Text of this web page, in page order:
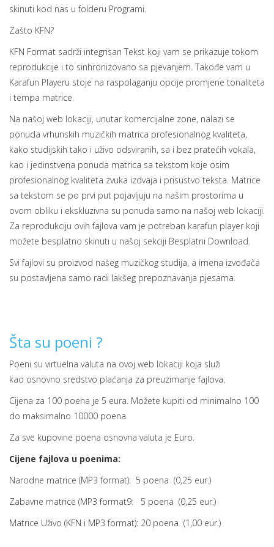
skinuti kod nas u folderu Programi.
Zašto KFN?
KFN Format sadrži integrisan Tekst koji vam se prikazuje tokom
reprodukcije i to sinhronizovano sa pjevanjem. Takođe vam u
Karafun Playeru stoje na raspolaganju opcije promjene tonaliteta
i tempa matrice.
Na našoj web lokaciji, unutar komercijalne zone, nalazi se
ponuda vrhunskih muzičkih matrica profesionalnog kvaliteta,
kako studijskih tako i uživo odsviranih, sa i bez pratećih vokala,
kao i jedinstvena ponuda matrica sa tekstom koje osim
profesionalnog kvaliteta zvuka izdvaja i prisustvo teksta. Matrice
sa tekstom se po prvi put pojavljuju na našim prostorima u
ovom obliku i ekskluzivna su ponuda samo na našoj web lokaciji.
Za reprodukciju ovih fajlova vam je potreban karafun player koji
možete besplatno skinuti u našoj sekciji Besplatni Download.
Svi fajlovi su proizvod našeg muzičkog studija, a imena izvođača
su postavljena samo radi lakšeg prepoznavanja pjesama.
Šta su poeni ?
Poeni su virtuelna valuta na ovoj web lokaciji koja služi
kao osnovno sredstvo plaćanja za preuzimanje fajlova.
Cijena za 100 poena je 5 eura. Možete kupiti od minimalno 100
do maksimalno 10000 poena.
Za sve kupovine poena osnovna valuta je Euro.
Cijene fajlova u poenima:
Narodne matrice (MP3 format): 5 poena (0,25 eur.)
Zabavne matrice (MP3 format9: 5 poena (0,25 eur.)
Matrice Uživo (KFN i MP3 format): 20 poena (1,00 eur.)